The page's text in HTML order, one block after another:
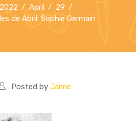
2022 April
29
de Abril: Sophie Germain
Posted by Jaime